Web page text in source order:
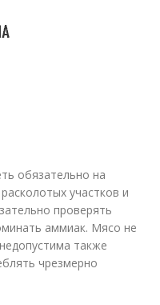
обязательно на
участков и
проверять
аммиак. Мясо не
также
чрезмерно